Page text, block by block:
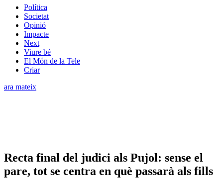
Política
Societat
Opinió
Impacte
Next
Viure bé
El Món de la Tele
Criar
ara mateix
Recta final del judici als Pujol: sense el
pare, tot se centra en què passarà als fills